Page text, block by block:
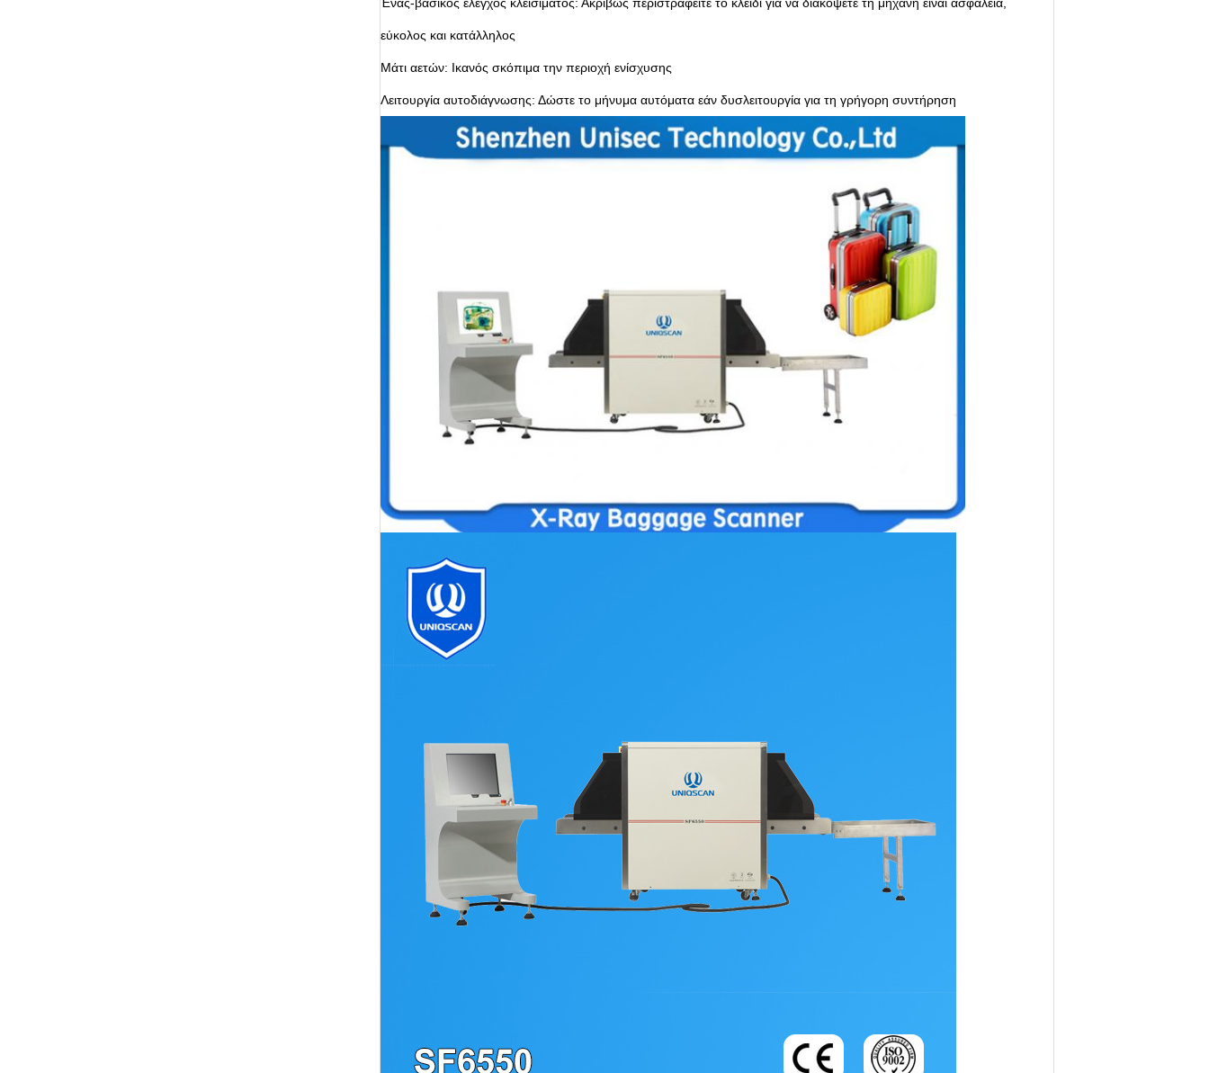
εύκολος και κατάλληλος
Μάτι αετών: Ικανός σκόπιμα την περιοχή ενίσχυσης
Λειτουργία αυτοδιάγνωσης: Δώστε το μήνυμα αυτόματα εάν δυσλειτουργία για τη γρήγορη συντήρηση